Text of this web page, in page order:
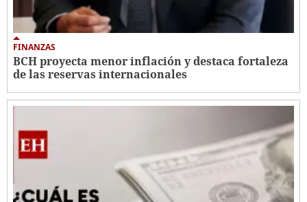
FINANZAS
BCH proyecta menor inflación y destaca fortaleza
de las reservas internacionales